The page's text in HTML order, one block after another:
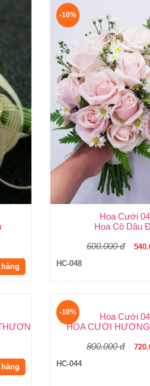
-10%
Hoa Cưới
Hoa Cô Dâu
600.000 đ
HC-048
-10%